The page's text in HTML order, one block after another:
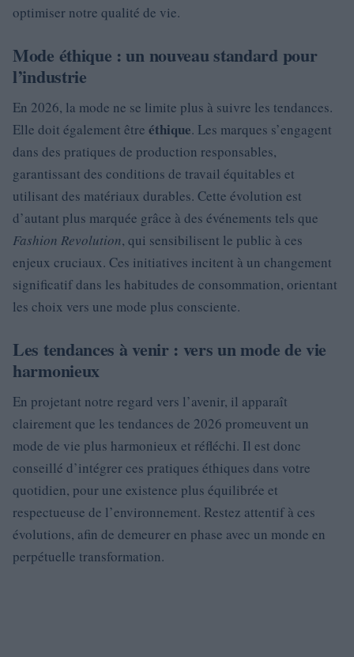
optimiser notre qualité de vie.
Mode éthique : un nouveau standard pour
l’industrie
En 2026, la mode ne se limite plus à suivre les tendances.
Elle doit également être éthique. Les marques s’engagent
dans des pratiques de production responsables,
garantissant des conditions de travail équitables et
utilisant des matériaux durables. Cette évolution est
d’autant plus marquée grâce à des événements tels que
Fashion Revolution, qui sensibilisent le public à ces
enjeux cruciaux. Ces initiatives incitent à un changement
significatif dans les habitudes de consommation, orientant
les choix vers une mode plus consciente.
Les tendances à venir : vers un mode de vie
harmonieux
En projetant notre regard vers l’avenir, il apparaît
clairement que les tendances de 2026 promeuvent un
mode de vie plus harmonieux et réfléchi. Il est donc
conseillé d’intégrer ces pratiques éthiques dans votre
quotidien, pour une existence plus équilibrée et
respectueuse de l’environnement. Restez attentif à ces
évolutions, afin de demeurer en phase avec un monde en
perpétuelle transformation.